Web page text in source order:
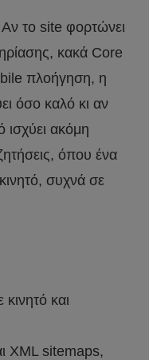
Αν το site φορτώνει
κακά Core
πλοήγηση, η
όσο καλό κι αν
ισχύει ακόμη
όπου ένα
συχνά σε
και
XML sitemaps,